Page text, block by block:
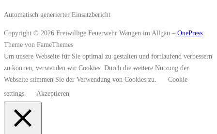
Automatisch generierter Einsatzbericht
Copyright © 2026 Freiwillige Feuerwehr Wangen im Allgäu – OnePress
Theme von FameThemes
Um unsere Webseite für Sie optimal zu gestalten und fortlaufend verbessern
zu können, verwenden wir Cookies. Durch die weitere Nutzung der
Webseite stimmen Sie der Verwendung von Cookies zu.
Cookie
settings
Akzeptieren